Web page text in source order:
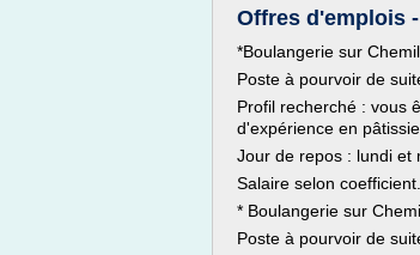
Offres d'emplois
*Boulangerie sur
Poste à pourvoir de
Profil recherché : vous
d'expérience en
Jour de repos : lundi et
Salaire selon coefficient.
* Boulangerie sur
Poste à pourvoir de